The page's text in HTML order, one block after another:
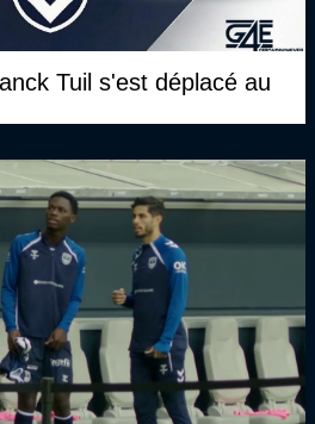
Tuil s'est déplacé au